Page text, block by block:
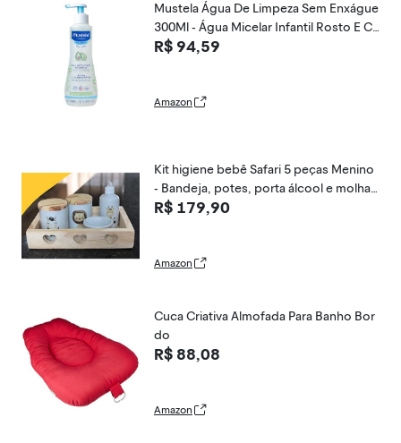
Mustela Água De Limpeza Sem Enxágue
300Ml - Água Micelar Infantil Rosto E C
orpo Vegana Fórmula Biodegradável C
R$ 94,59
Amazon
Kit higiene bebê Safari 5 peças Menino
- Bandeja, potes, porta álcool e molhad
eira - Peças Porcelana Bandeja e tampa
R$ 179,90
Amazon
Cuca Criativa Almofada Para Banho Bor
do
R$ 88,08
Amazon